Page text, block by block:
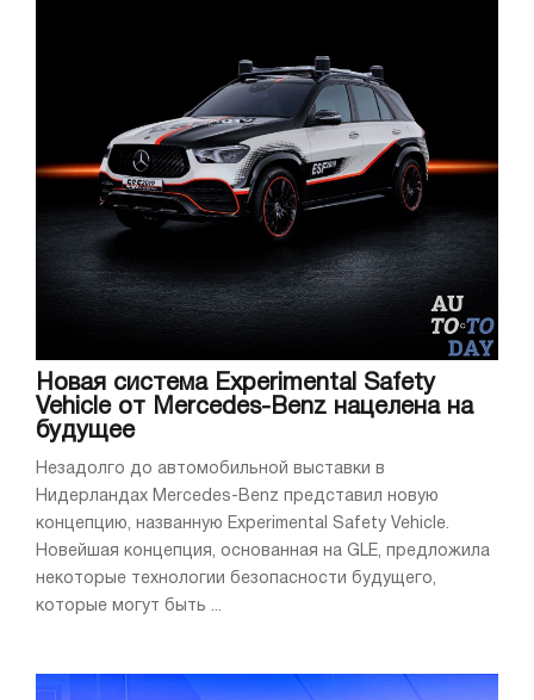
Новая система Experimental Safety
Vehicle от Mercedes-Benz нацелена на
будущее
Незадолго до автомобильной выставки в
Нидерландах Mercedes-Benz представил новую
концепцию, названную Experimental Safety Vehicle.
Новейшая концепция, основанная на GLE, предложила
некоторые технологии безопасности будущего,
которые могут быть ...